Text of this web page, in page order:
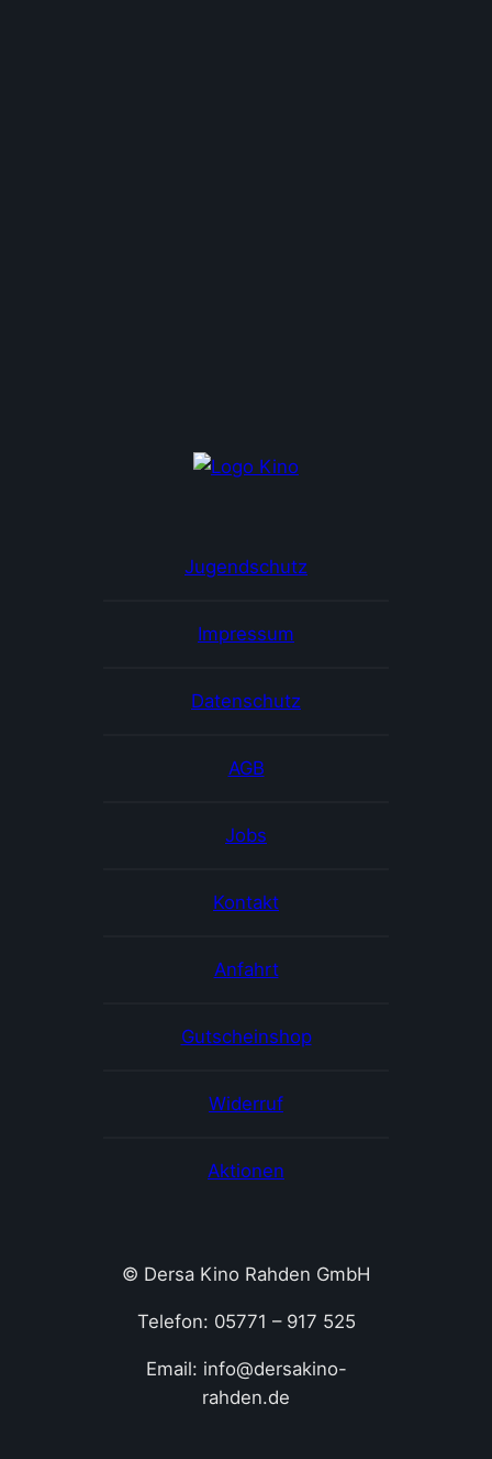
Jugendschutz
Impressum
Datenschutz
AGB
Jobs
Kontakt
Anfahrt
Gutscheinshop
Widerruf
Aktionen
© Dersa Kino Rahden GmbH
Telefon: 05771 – 917 525
Email: info@dersakino-
rahden.de